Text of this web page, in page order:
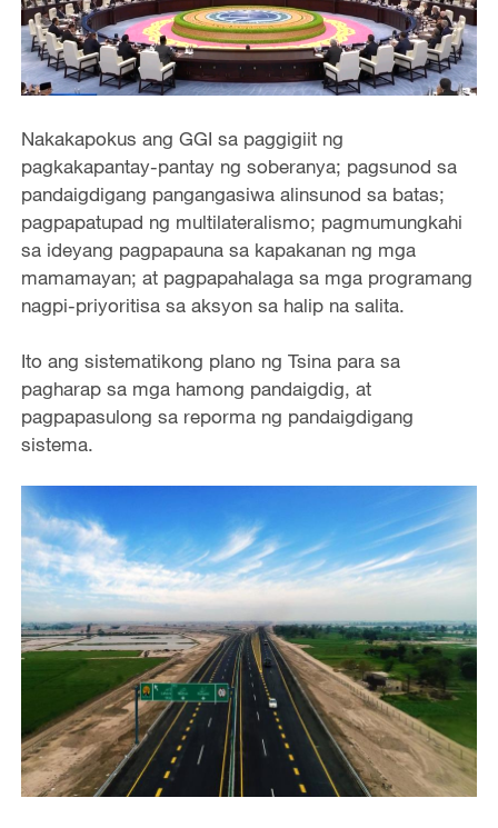
Nakakapokus ang GGI sa paggigiit ng
pagkakapantay-pantay ng soberanya; pagsunod sa
pandaigdigang pangangasiwa alinsunod sa batas;
pagpapatupad ng multilateralismo; pagmumungkahi
sa ideyang pagpapauna sa kapakanan ng mga
mamamayan; at pagpapahalaga sa mga programang
nagpi-priyoritisa sa aksyon sa halip na salita.
Ito ang sistematikong plano ng Tsina para sa
pagharap sa mga hamong pandaigdig, at
pagpapasulong sa reporma ng pandaigdigang
sistema.